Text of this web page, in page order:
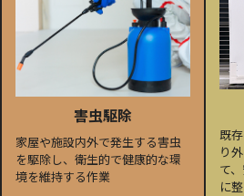
害虫駆除
家屋や施設内外で発生する害虫
を駆除し、衛生的で健康的な環
境を維持する作業
既
り
て
に